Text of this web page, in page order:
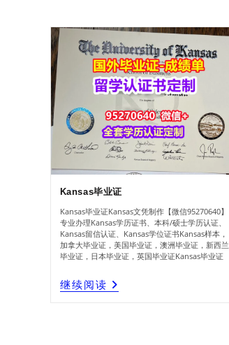
Kansas毕业证
Kansas毕业证Kansas文凭制作【微信95270640】
专业办理Kansas学历证书、本科/硕士学历认证、
Kansas留信认证、Kansas学位证书Kansas样本，
加拿大毕业证，美国毕业证，澳洲毕业证，新西兰
毕业证，日本毕业证，英国毕业证Kansas毕业证
继续阅读 Kansas
毕
业